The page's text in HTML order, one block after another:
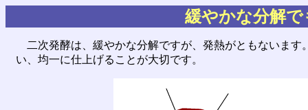
緩やかな分解
二次発酵は、緩やかな分解ですが、発熱がともないます
い、均一に仕上げることが大切です。